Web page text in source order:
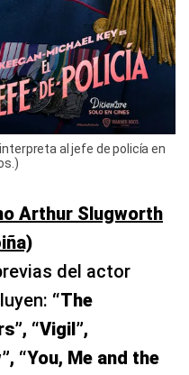
al jefe de policía en
Arthur Slugworth
del actor
“The
“Vigil”,
“You, Me and the